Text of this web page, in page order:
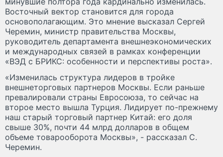
Восточный вектор становится для города
основополагающим. Это мнение высказал Сергей
Черемин, министр правительства Москвы,
руководитель департамента внешнеэкономических
и международных связей в рамках конференции
«ВЭД с БРИКС: особенности и перспективы роста».
«Изменилась структура лидеров в тройке
внешнеторговых партнеров Москвы. Если раньше
превалировали страны Евросоюза, то сейчас на
второе место вышла Турция. Лидирует по-прежнему
наш старый торговый партнер Китай: его доля
свыше 30%, почти 44 млрд долларов в общем
объеме товарооборота Москвы», - рассказал С.
Черемин.